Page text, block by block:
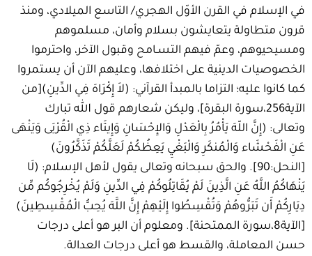
في الإسلام في القرن الأوّل الهجري/ التاسع الميلادي، ومنذ
قرون متطاولة يتعايشون بسلام وأمان، مسلموهم
ومسيحيوهم، وعمّ فيهم التسـامح وقبول الآخر، واحترموا
الخصوصيات الدينية على اختلافها، وعليهم الآن أن يستمروا
كما كانوا عليه؛ التزاما بالمبدأ القرآني: (لاَ إِكْرَاهَ فِي الدِّينِ)[من
الآية256،سورة البقرة]، وليكن شعارهم قول الله تبارك
وتعالى: (إِنَّ اللّهَ يَأْمُرُ بِالْعَدْلِ وَالإِحْسَانِ وَإِيتَاء ذِي الْقُرْبَى وَيَنْهَى
عَنِ الْفَحْشَاء وَالْمُنكَرِ وَالْبَغْيِ يَعِظُكُمْ لَعَلَّكُمْ تَذَكَّرُونَ)
[النحل:90]. والحق سبحانه وتعالى يقول لأهل الإسلام: (لَا
يَنْهَاكُمُ اللَّهُ عَنِ الَّذِينَ لَمْ يُقَاتِلُوكُمْ فِي الدِّينِ وَلَمْ يُخْرِجُوكُم مِّن
دِيَارِكُمْ أَن تَبَرُّوهُمْ وَتُقْسِطُوا إِلَيْهِمْ إِنَّ اللَّهَ يُحِبُّ الْمُقْسِطِينَ)
[الآية8،سورة الممتحنة]. ومعلوم أن البر هو أعلى درجات
حسن المعاملة، والقسط هو أعلى درجات العدالة.